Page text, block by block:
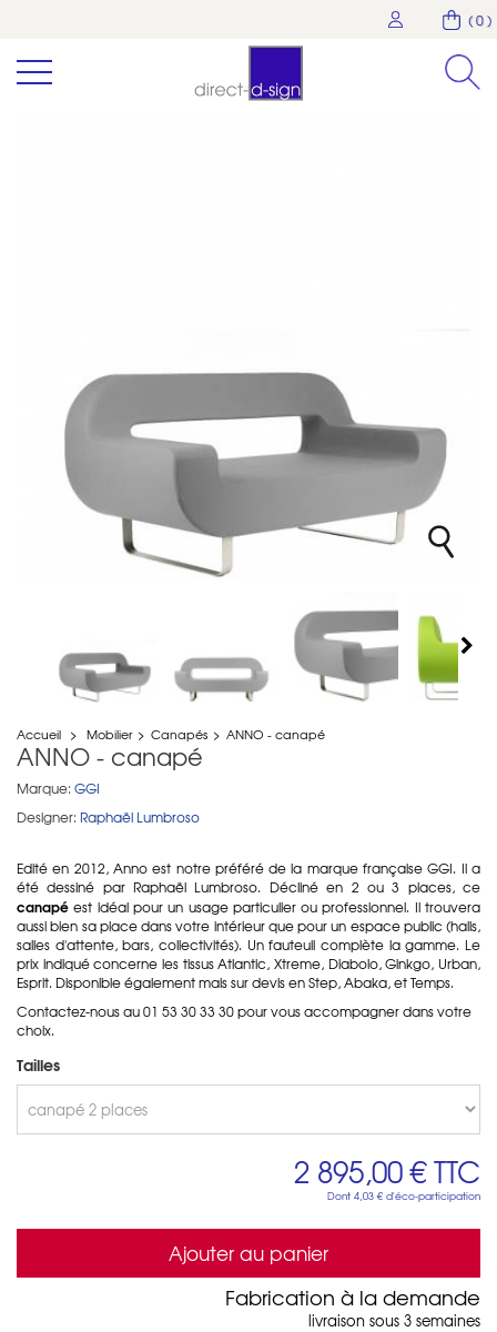
( 0 )
Accueil > Mobilier > Canapés > ANNO - canapé
ANNO - canapé
Marque: GGI
Designer: Raphaël Lumbroso
Edité en 2012, Anno est notre préféré de la marque française GGI. Il a
été dessiné par Raphaël Lumbroso. Décliné en 2 ou 3 places, ce
canapé est idéal pour un usage particulier ou professionnel. Il trouvera
aussi bien sa place dans votre intérieur que pour un espace public (halls,
salles d'attente, bars, collectivités). Un fauteuil complète la gamme. Le
prix indiqué concerne les tissus Atlantic, Xtreme, Diabolo, Ginkgo, Urban,
Esprit. Disponible également mais sur devis en Step, Abaka, et Temps.
Contactez-nous au 01 53 30 33 30 pour vous accompagner dans votre
choix.
Tailles
2 895,00 €TTC
Dont 4,03 € d'éco-participation
Ajouter au panier
Fabrication à la demande
livraison sous 3 semaines